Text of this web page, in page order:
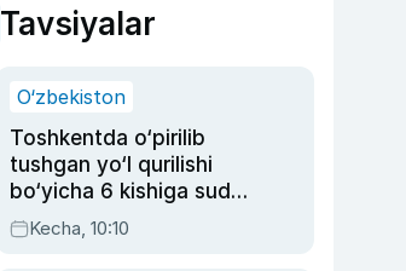
Tavsiyalar
O‘zbekiston
Toshkentda o‘pirilib
tushgan yo‘l qurilishi
bo‘yicha 6 kishiga sud
hukmi o‘qildi
Kecha, 10:10